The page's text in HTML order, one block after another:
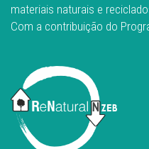
materiais naturais e
Com a contribuição do